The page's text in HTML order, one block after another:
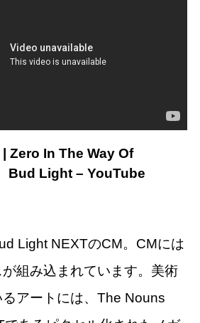
Zero In The Way Of
Bud Light – YouTube
Light NEXTのCM。CMには
組み込まれています。美術
アートには、The Nouns